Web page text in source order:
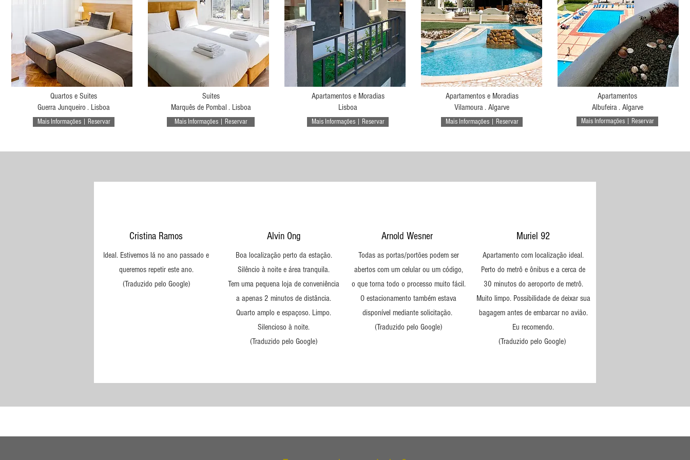
Quartos e Suites
Guerra Junqueiro . Lisboa
Mais Informações | Reservar
Suites
Marquês de Pombal . Lisboa
Mais Informações | Reservar
Apartamentos e Moradias
Lisboa
Mais Informações | Reservar
Apartamentos e Moradias
Vilamoura . Algarve
Mais Informações | Reservar
Apartamentos
Albufeira . Algarve
Mais Informações | Reservar
Cristina Ramos
Ideal. Estivemos lá no ano passado e
queremos repetir este ano.
(Traduzido pelo Google)
Alvin Ong
Boa localização perto da estação.
Silêncio à noite e área tranquila.
Tem uma pequena loja de conveniência
a apenas 2 minutos de distância.
Quarto amplo e espaçoso. Limpo.
Silencioso à noite.
(Traduzido pelo Google)
Arnold Wesner
Todas as portas/portões podem ser
abertos com um celular ou um código,
o que torna todo o processo muito fácil.
O estacionamento também estava
disponível mediante solicitação.
(Traduzido pelo Google)
Muriel 92
Apartamento com localização ideal.
Perto do metrô e ônibus e a cerca de
30 minutos do aeroporto de metrô.
Muito limpo. Possibilidade de deixar sua
bagagem antes de embarcar no avião.
Eu recomendo.
(Traduzido pelo Google)